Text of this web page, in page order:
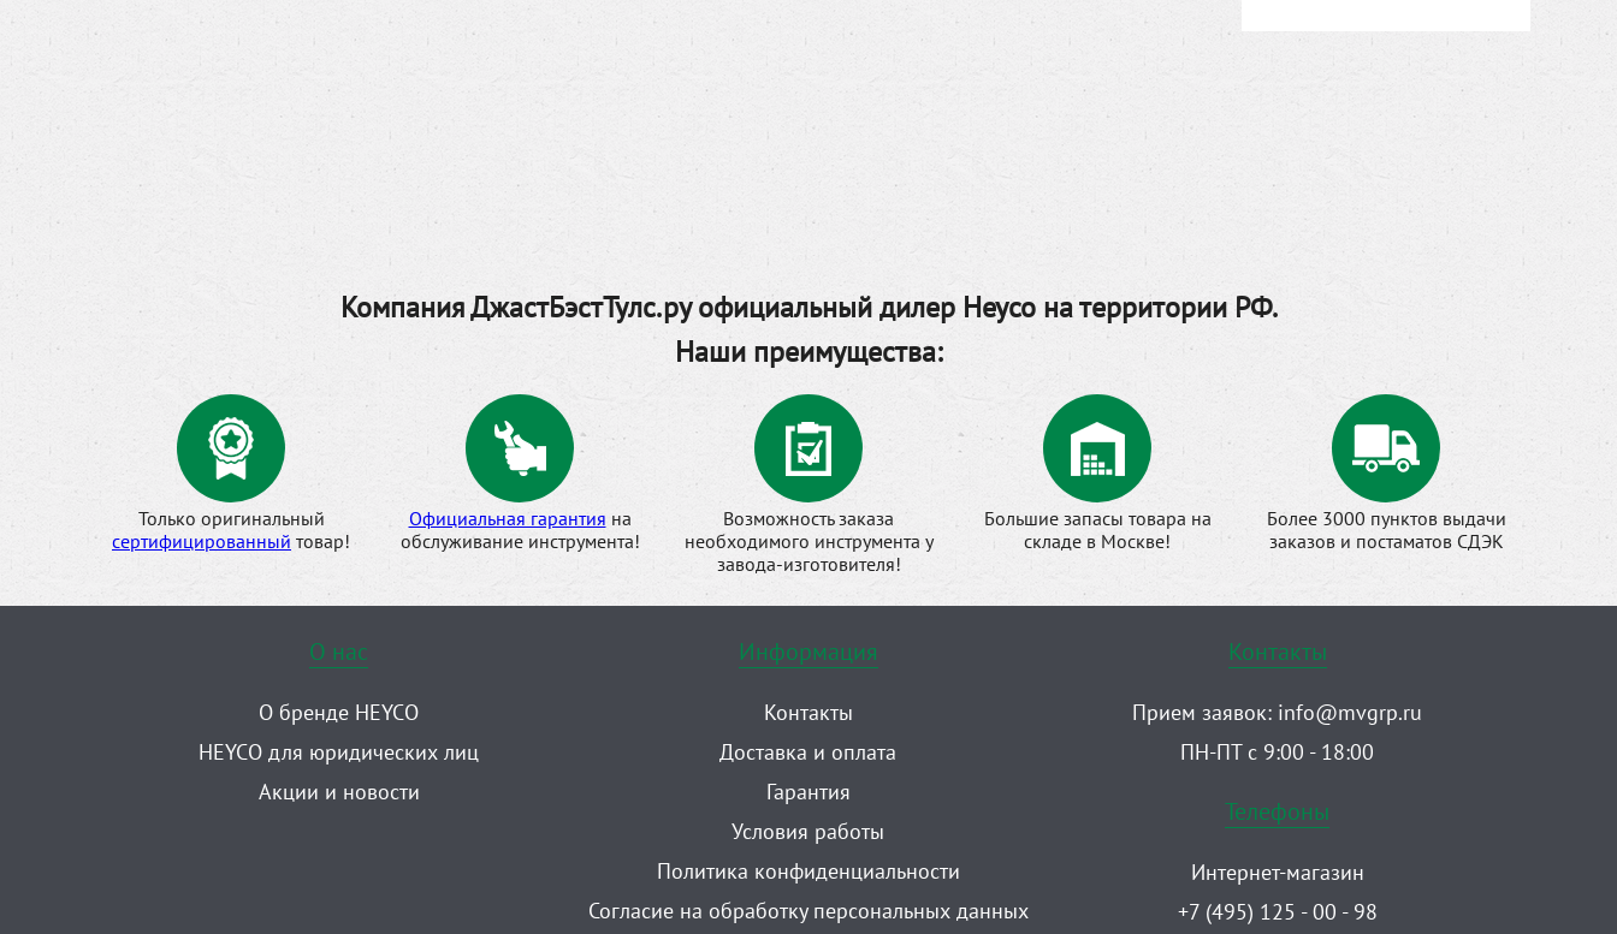
Компания ДжастБэстТулс.ру официальный дилер Heyco на территории РФ.
Наши преимущества:
Только оригинальный
сертифицированный товар!
Официальная гарантия на
обслуживание инструмента!
Возможность заказа
необходимого инструмента у
завода-изготовителя!
Большие запасы товара на
складе в Москве!
Более 3000 пунктов выдачи
заказов и постаматов СДЭК
О нас
О бренде HEYCO
HEYCO для юридических лиц
Акции и новости
Информация
Контакты
Доставка и оплата
Гарантия
Условия работы
Политика конфиденциальности
Согласие на обработку персональных данных
Контакты
Прием заявок: info@mvgrp.ru
ПН-ПТ с 9:00 - 18:00
Телефоны
Интернет-магазин
+7 (495) 125 - 00 - 98